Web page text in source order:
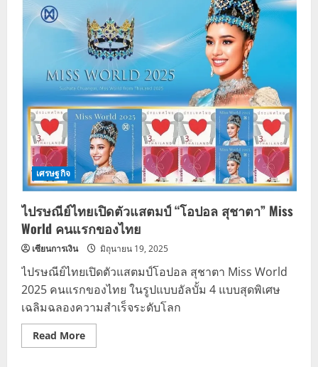
เศรษฐกิจ
ไปรษณีย์ไทยเปิดตัวแสตมป์ “โอปอล สุชาตา” Miss
World คนแรกของไทย
เซียนการเงิน มิถุนายน 19, 2025
ไปรษณีย์ไทยเปิดตัวแสตมป์โอปอล สุชาตา Miss World
2025 คนแรกของไทย ในรูปแบบอัลบั้ม 4 แบบสุดพิเศษ
เฉลิมฉลองความสำเร็จระดับโลก
Read MoreRead
more